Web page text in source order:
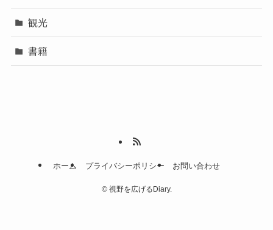
観光
書籍
ホーム プライバシーポリシー お問い合わせ
©視野を広げるDiary.